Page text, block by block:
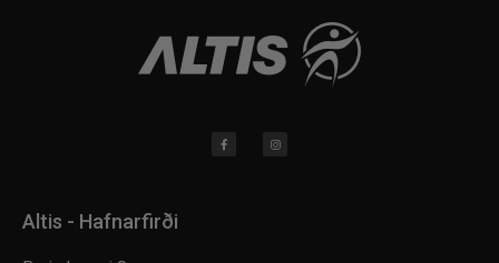
Altis - Hafnarfirði